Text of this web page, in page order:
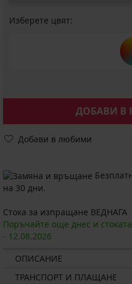
Изберете цвят:
ДОБАВИ В
Добави в любими
на 30 дни.
Стока за изпращане ВЕДНАГА
Поръчайте още днес и
- 12.08.2026
ОПИСАНИЕ
ТРАНСПОРТ И ПЛАЩАНЕ